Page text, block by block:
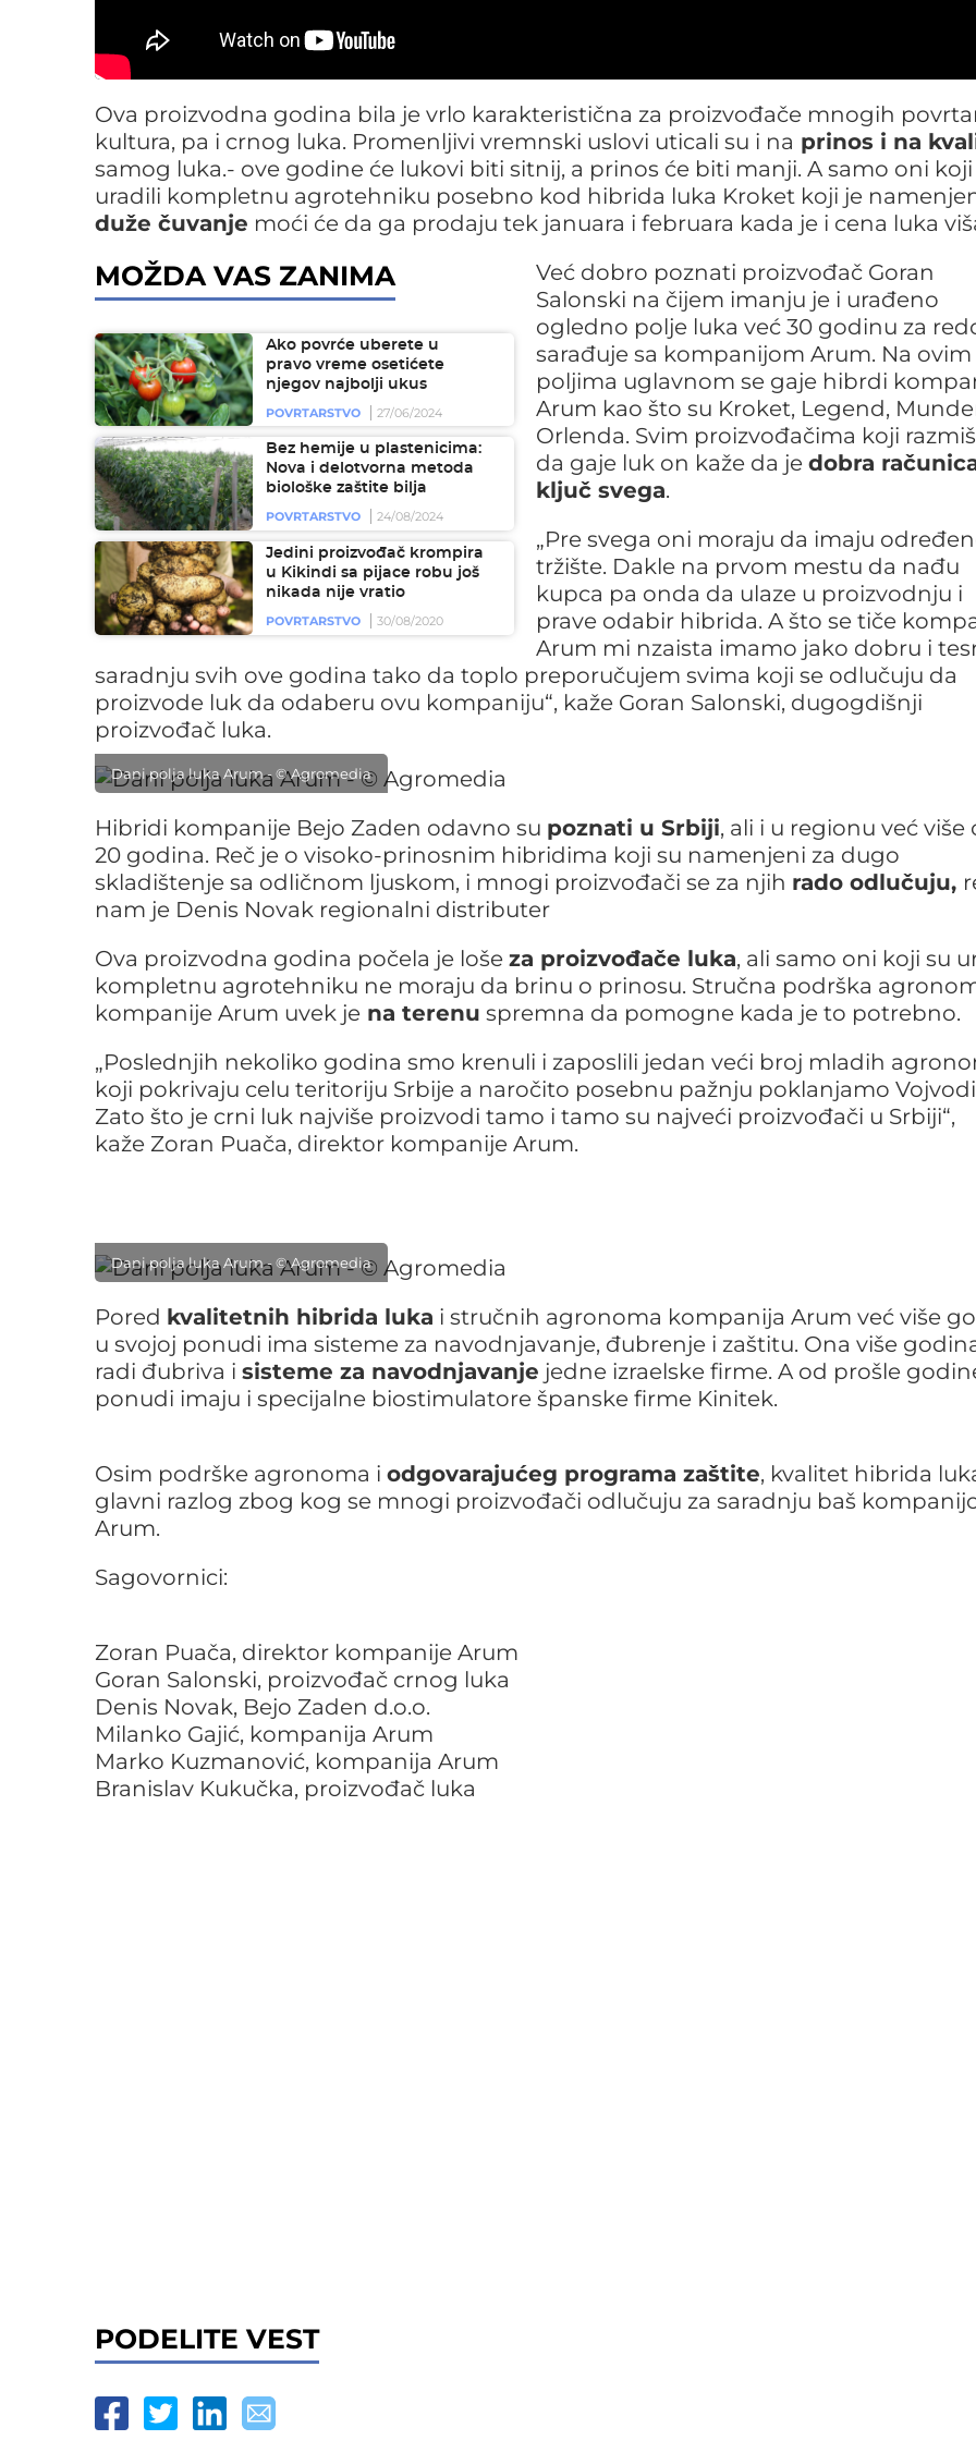
Ova proizvodna godina bila je vrlo karakteristična za proizvođače mnogih
kultura, pa i crnog luka. Promenljivi vremnski uslovi uticali su i na prinos i na
samog luka.- ove godine će lukovi biti sitnij, a prinos će biti manji. A samo oni koji
uradili kompletnu agrotehniku posebno kod hibrida luka Kroket koji je
duže čuvanje moći će da ga prodaju tek januara i februara kada je i cena luka
MOŽDA VAS ZANIMA
Ako povrće uberete u
pravo vreme osetićete
njegov najbolji ukus
POVRTARSTVO
27/06/2024
Bez hemije u plastenicima:
Nova i delotvorna metoda
biološke zaštite bilja
POVRTARSTVO
24/08/2024
Jedini proizvođač krompira
u Kikindi sa pijace robu još
nikada nije vratio
POVRTARSTVO
30/08/2020
Već dobro poznati proizvođač Goran
Salonski na čijem imanju je i urađeno
ogledno polje luka već 30 godinu za
sarađuje sa kompanijom Arum. Na ovim
poljima uglavnom se gaje hibrdi
Arum kao što su Kroket, Legend,
Orlenda. Svim proizvođačima koji
da gaje luk on kaže da je dobra
ključ svega.
„Pre svega oni moraju da imaju
tržište. Dakle na prvom mestu da nađu
kupca pa onda da ulaze u proizvodnju i
prave odabir hibrida. A što se tiče
Arum mi nzaista imamo jako dobru i
saradnju svih ove godina tako da toplo preporučujem svima koji se odlučuju da
proizvode luk da odaberu ovu kompaniju“, kaže Goran Salonski, dugogdišnji
proizvođač luka.
Dani polja luka Arum - © Agromedia
Hibridi kompanije Bejo Zaden odavno su poznati u Srbiji, ali i u regionu već više
20 godina. Reč je o visoko-prinosnim hibridima koji su namenjeni za dugo
skladištenje sa odličnom ljuskom, i mnogi proizvođači se za njih rado odlučuju,
nam je Denis Novak regionalni distributer
Ova proizvodna godina počela je loše za proizvođače luka, ali samo oni koji su
kompletnu agrotehniku ne moraju da brinu o prinosu. Stručna podrška
kompanije Arum uvek je na terenu spremna da pomogne kada je to potrebno.
„Poslednjih nekoliko godina smo krenuli i zaposlili jedan veći broj mladih
koji pokrivaju celu teritoriju Srbije a naročito posebnu pažnju poklanjamo
Zato što je crni luk najviše proizvodi tamo i tamo su najveći proizvođači u Srbiji“,
kaže Zoran Puača, direktor kompanije Arum.
Dani polja luka Arum - © Agromedia
Pored kvalitetnih hibrida luka i stručnih agronoma kompanija Arum već više
u svojoj ponudi ima sisteme za navodnjavanje, đubrenje i zaštitu. Ona više
radi đubriva i sisteme za navodnjavanje jedne izraelske firme. A od prošle
ponudi imaju i specijalne biostimulatore španske firme Kinitek.
Osim podrške agronoma i odgovarajućeg programa zaštite, kvalitet hibrida
glavni razlog zbog kog se mnogi proizvođači odlučuju za saradnju baš
Arum.
Sagovornici:
Zoran Puača, direktor kompanije Arum
Goran Salonski, proizvođač crnog luka
Denis Novak, Bejo Zaden d.o.o.
Milanko Gajić, kompanija Arum
Marko Kuzmanović, kompanija Arum
Branislav Kukučka, proizvođač luka
PODELITE VEST